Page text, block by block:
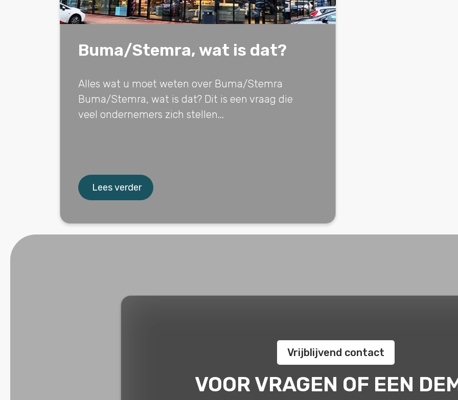
Buma/Stemra, wat is dat?
Alles wat u moet weten over Buma/Stemra
Buma/Stemra, wat is dat? Dit is een vraag die
veel ondernemers zich stellen...
Lees verder
Vrijblijvend contact
VOOR VRAGEN OF EEN